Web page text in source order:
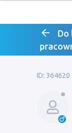
Do
ID: 364620